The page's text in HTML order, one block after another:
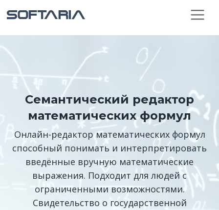
Семантический редактор
математических формул
Онлайн-редактор математических формул
способный понимать и интерпретировать
введённые вручную математические
выражения. Подходит для людей с
ограниченными возможностями.
Свидетельство о государственной